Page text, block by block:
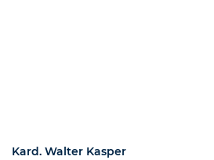
Kard. Walter Kasper